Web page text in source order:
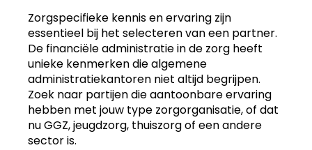
Zorgspecifieke kennis en ervaring zijn
essentieel bij het selecteren van een partner.
De financiële administratie in de zorg heeft
unieke kenmerken die algemene
administratiekantoren niet altijd begrijpen.
Zoek naar partijen die aantoonbare ervaring
hebben met jouw type zorgorganisatie, of dat
nu GGZ, jeugdzorg, thuiszorg of een andere
sector is.